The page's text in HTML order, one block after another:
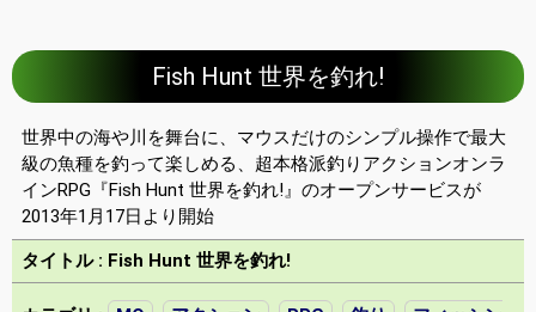
Fish Hunt 世界を釣れ!
世界中の海や川を舞台に、マウスだけのシンプル操作で最大
級の魚種を釣って楽しめる、超本格派釣りアクションオンラ
インRPG『Fish Hunt 世界を釣れ!』のオープンサービスが
2013年1月17日より開始
タイトル : Fish Hunt 世界を釣れ!